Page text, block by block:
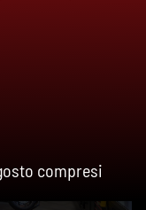
di
compresi